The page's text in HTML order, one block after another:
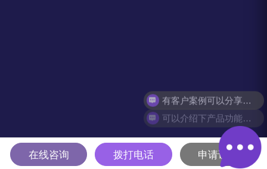
在线咨询 拨打电话 申请试用